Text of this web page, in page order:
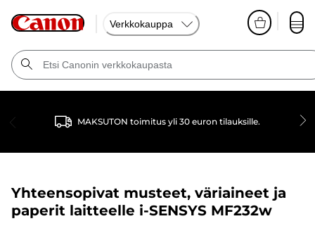
Verkkokauppa
MAKSUTON toimitus yli 30 euron tilauksille.
Yhteensopivat musteet, väriaineet ja
paperit laitteelle i-SENSYS MF232w